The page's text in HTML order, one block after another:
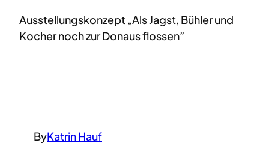
Ausstellungskonzept „Als Jagst, Bühler und
Kocher noch zur Donaus flossen”
ByKatrin Hauf